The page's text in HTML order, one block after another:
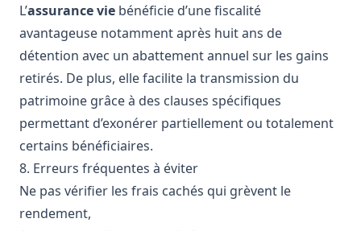
L’assurance vie bénéficie d’une fiscalité
avantageuse notamment après huit ans de
détention avec un abattement annuel sur les gains
retirés. De plus, elle facilite la transmission du
patrimoine grâce à des clauses spécifiques
permettant d’exonérer partiellement ou totalement
certains bénéficiaires.
8. Erreurs fréquentes à éviter
Ne pas vérifier les frais cachés qui grèvent le
rendement,